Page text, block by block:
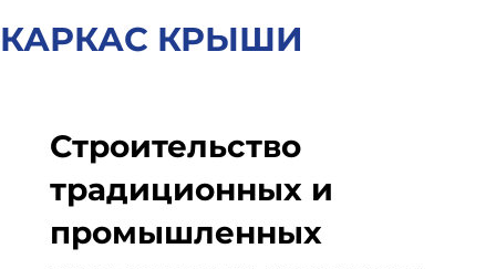
КАРКАС КРЫШИ
Строительство
традиционных и
промышленных